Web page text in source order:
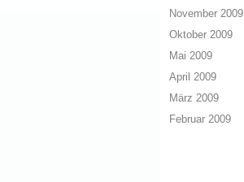
November 2009
Oktober 2009
Mai 2009
April 2009
März 2009
Februar 2009